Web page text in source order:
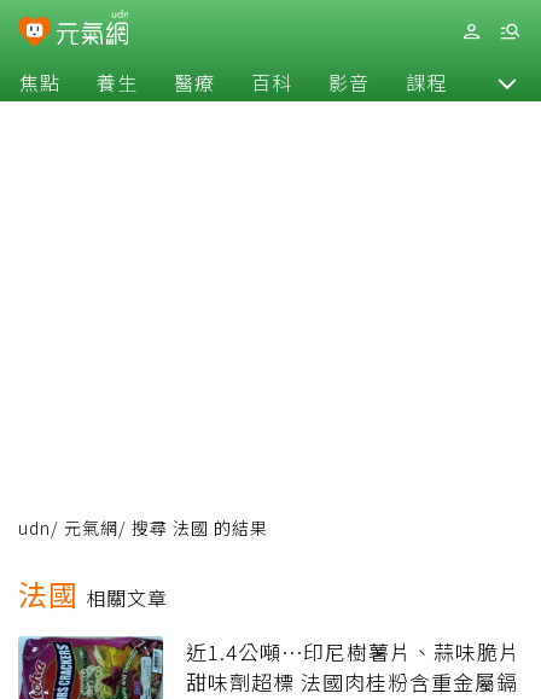
焦點 養生 醫療 百科 影音 課程 退休
udn/ 元氣網/ 搜尋 法國 的結果
法國 相關文章
近1.4公噸⋯印尼樹薯片、蒜味脆片
甜味劑超標 法國肉桂粉含重金屬鎘